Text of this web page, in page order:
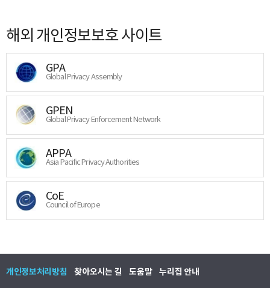
해외 개인정보보호 사이트
GPA
Global Privacy Assembly
GPEN
Global Privacy Enforcement Network
APPA
Asia Pacific Privacy Authorities
CoE
Council of Europe
개인정보처리방침 찾아오시는 길 도움말 누리집 안내